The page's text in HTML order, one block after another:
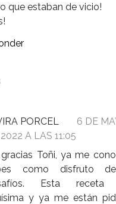
que estaban de vicio!
PORCEL
6 DE
A LAS 11:05
Toñi, ya me
como disfruto
Esta receta
y ya me están